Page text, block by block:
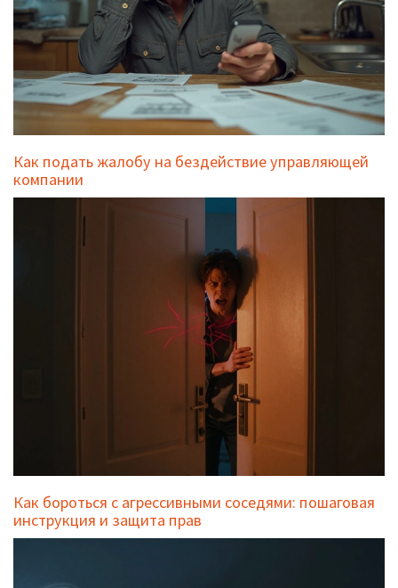
Как подать жалобу на бездействие управляющей
компании
Как бороться с агрессивными соседями: пошаговая
инструкция и защита прав